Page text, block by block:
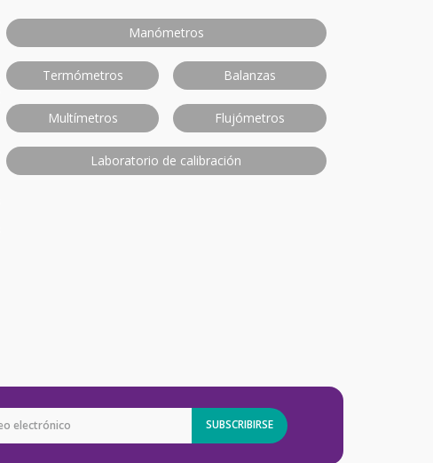
Manómetros
Termómetros Balanzas
Multímetros Flujómetros
Laboratorio de calibración
SUBSCRIBIRSE